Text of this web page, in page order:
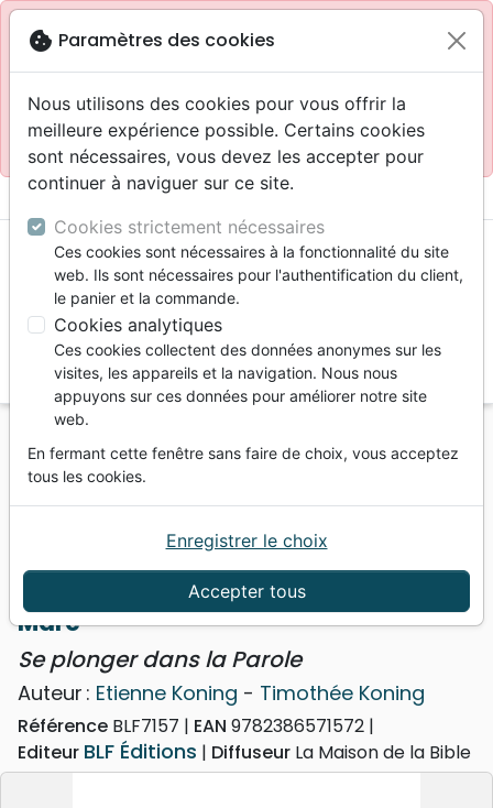
blockSite réservé aux professionnels
Accès pour les professionnels : Se connecter
Site pour le grand public : La Maison de la Bible
menu
Vous ne pouvez pas créer de nouvelle commande
depuis votre pays (United States).
Commentaires
Marc
Marc - Se plonger dans la Parole
Marc
Se plonger dans la Parole
Auteur : Etienne Koning - Timothée Koning
Référence BLF7157 EAN 9782386571572
Editeur BLF Éditions Diffuseur La Maison de la Bible
cookie Paramètres des cookies
Nous utilisons des cookies pour vous offrir la
meilleure expérience possible. Certains cookies
sont nécessaires, vous devez les accepter pour
continuer à naviguer sur ce site.
Cookies strictement nécessaires
Ces cookies sont nécessaires à la fonctionnalité du site
web. Ils sont nécessaires pour l'authentification du client,
le panier et la commande.
Cookies analytiques
Ces cookies collectent des données anonymes sur les
visites, les appareils et la navigation. Nous nous
appuyons sur ces données pour améliorer notre site
web.
En fermant cette fenêtre sans faire de choix, vous acceptez
tous les cookies.
Accepter tous
Enregistrer le choix